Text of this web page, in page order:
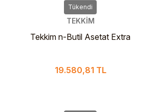
Tükendi
TEKKİM
Tekkim n-Butil Asetat Extra
19.580,81 TL